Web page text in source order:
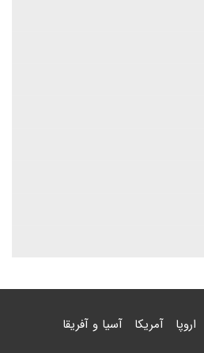
اروپا آمریکا آسیا و آفریقا